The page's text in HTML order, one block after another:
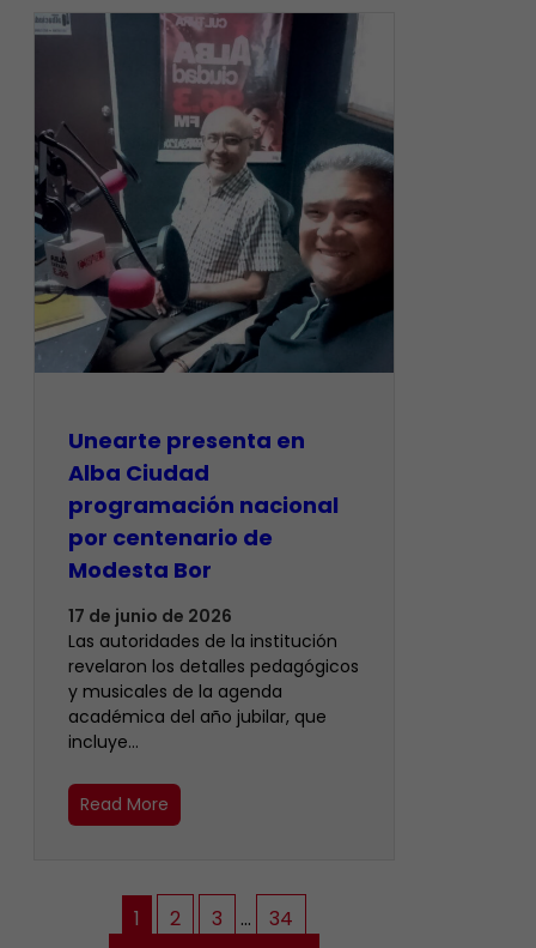
​Unearte presenta en
Alba Ciudad
programación nacional
por centenario de
Modesta Bor
17 de junio de 2026
Las autoridades de la institución
revelaron los detalles pedagógicos
y musicales de la agenda
académica del año jubilar, que
incluye…
Read More
1 2 3 …
34